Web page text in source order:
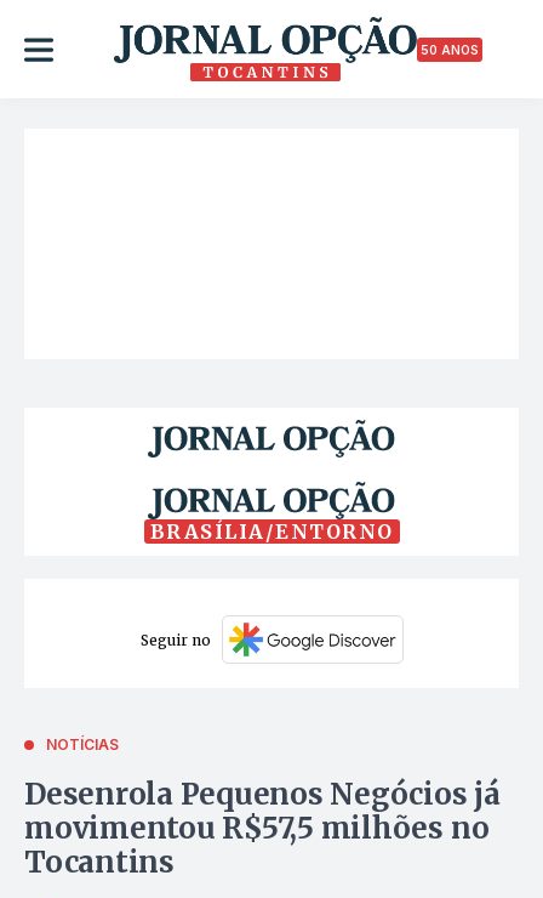
50 ANOS
BRASÍLIA/ENTORNO
Seguir no
NOTÍCIAS
Desenrola Pequenos Negócios já
movimentou R$57,5 milhões no
Tocantins